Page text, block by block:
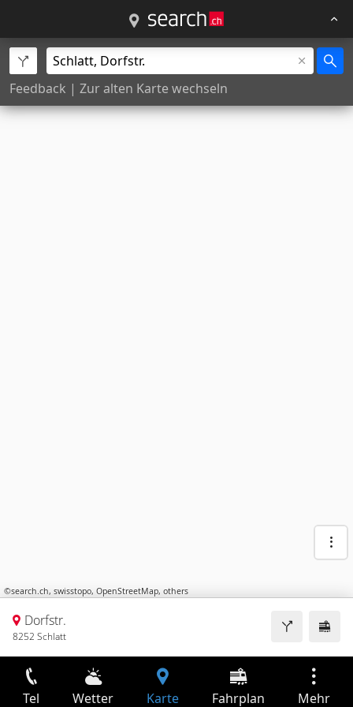
Feedback | Zur alten Karte wechseln
©search.ch, swisstopo, OpenStreetMap, others
Dorfstr.
8252 Schlatt
Tel Wetter Karte Fahrplan Mehr